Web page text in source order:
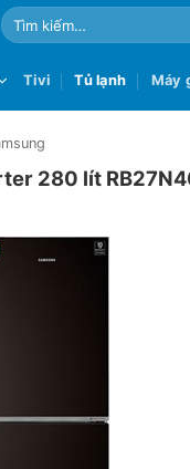
Tìm
kiếm:
Tivi Tủ lạnh Máy
280 lít